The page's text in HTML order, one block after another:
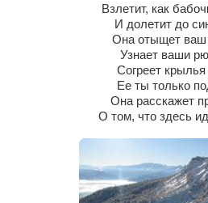
Сергей Шепилов
Валентин Бурый
Артём Мяус
Владимир Айзенберг
Взлетит, как
И долетит до
Она отыщет ваш
Узнает ваши
Согреет крылья
Ее ты только
Она расскажет
О том, что здесь